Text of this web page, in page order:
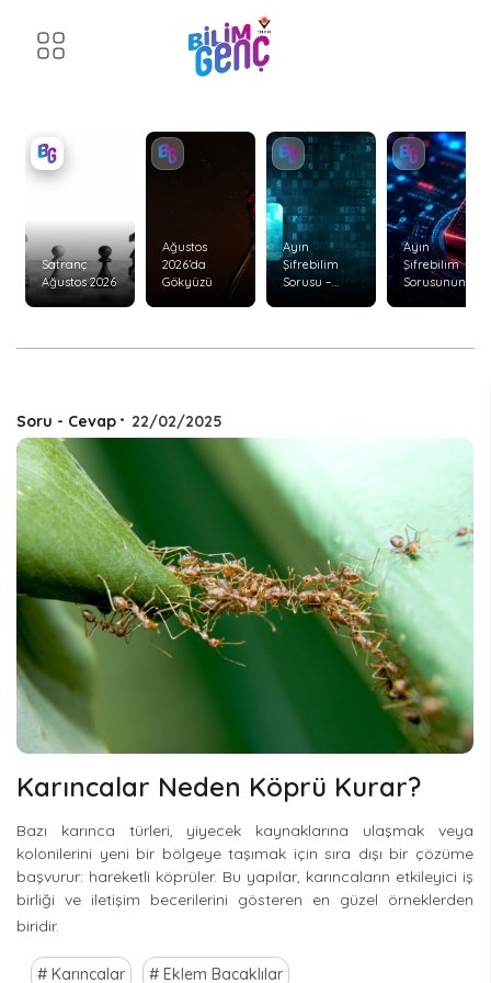
Satranç
Ağustos 2026
Ağustos
2026’da
Gökyüzü
Ayın
Şifrebilim
Sorusu –
Ayın
Şifrebilim
Sorusunun
Soru - Cevap • 22/02/2025
Karıncalar Neden Köprü Kurar?
Bazı karınca türleri, yiyecek kaynaklarına ulaşmak veya
kolonilerini yeni bir bölgeye taşımak için sıra dışı bir çözüme
başvurur: hareketli köprüler. Bu yapılar, karıncaların etkileyici iş
birliği ve iletişim becerilerini gösteren en güzel örneklerden
biridir.
Karıncalar Eklem Bacaklılar